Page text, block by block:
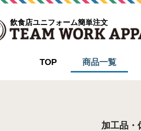
飲食店ユニフォーム簡単注文
TOP 商品一覧
加工品・